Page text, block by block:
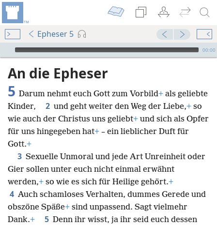
Epheser 5
Audio Player
00:00
An die Epheser
5 Darum nehmt euch Gott zum Vorbild+ als geliebte
Kinder,
2 und geht weiter den Weg der Liebe,+ so
wie auch der Christus uns geliebt+ und sich als Opfer
für uns hingegeben hat+ – ein lieblicher Duft für
Gott.+
3 Sexuelle Unmoral und jede Art Unreinheit oder
Gier sollen unter euch nicht einmal erwähnt
werden,+ so wie es sich für Heilige gehört.+
4 Auch schamloses Verhalten, dummes Gerede und
obszöne Späße+ sind unpassend. Sagt vielmehr
Dank.+ 5 Denn ihr wisst, ja ihr seid euch dessen